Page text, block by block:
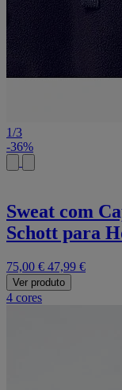
1/3
-36%
Sweat com
Schott para
75,00 € 47,99 €
Ver produto
4 cores